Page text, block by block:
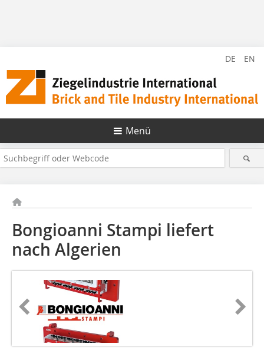
DE EN
Menü
Bongioanni Stampi liefert
nach Algerien